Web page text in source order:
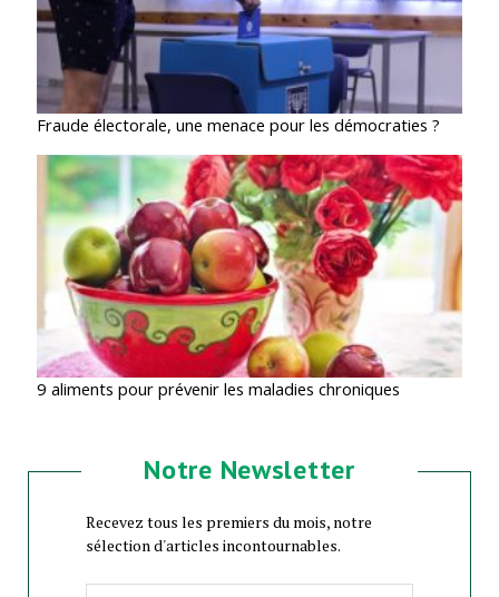
Fraude électorale, une menace pour les démocraties ?
9 aliments pour prévenir les maladies chroniques
Notre Newsletter
Recevez tous les premiers du mois, notre
sélection d'articles incontournables.